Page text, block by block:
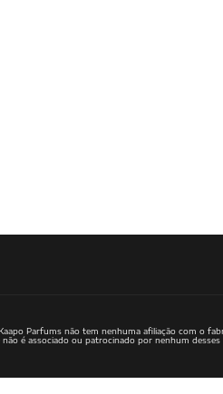
Parfums não tem nenhuma afiliação com o
é associado ou patrocinado por nenhum